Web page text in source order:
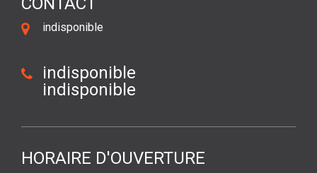
indisponible
indisponible
indisponible
HORAIRE D'OUVERTURE